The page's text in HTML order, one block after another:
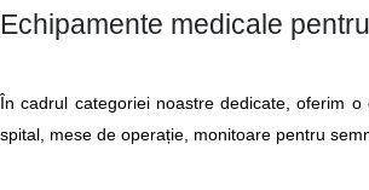
Echipamente medicale
În cadrul categoriei noastre dedicate, oferim
spital, mese de operație, monitoare pentru